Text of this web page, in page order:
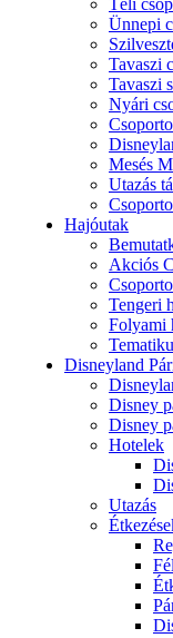
Téli
Ünnepi
Tavaszi
Tavaszi
Nyári
Mesés
Utazás
Hajóutak
Akciós
Tengeri
Folyami
Disneyland
Disney
Disney
Hotelek
Utazás